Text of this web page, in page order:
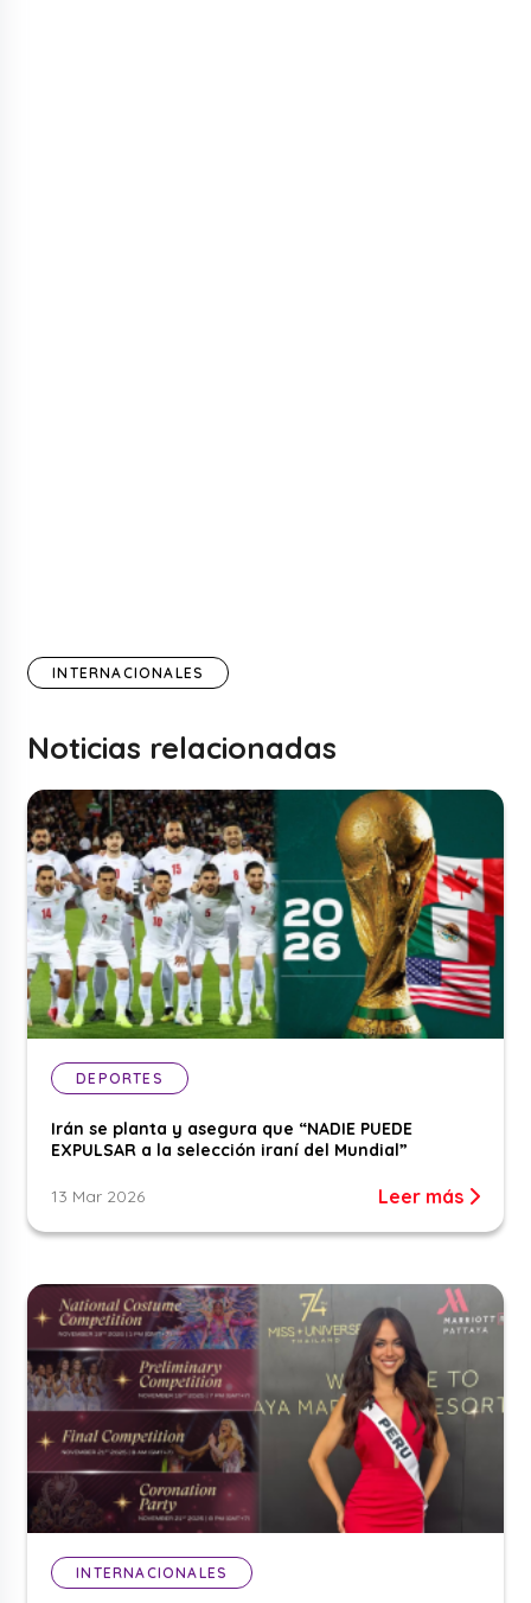
INTERNACIONALES
Noticias relacionadas
DEPORTES
Irán se planta y asegura que “NADIE PUEDE
EXPULSAR a la selección iraní del Mundial”
13 Mar 2026 Leer más
INTERNACIONALES